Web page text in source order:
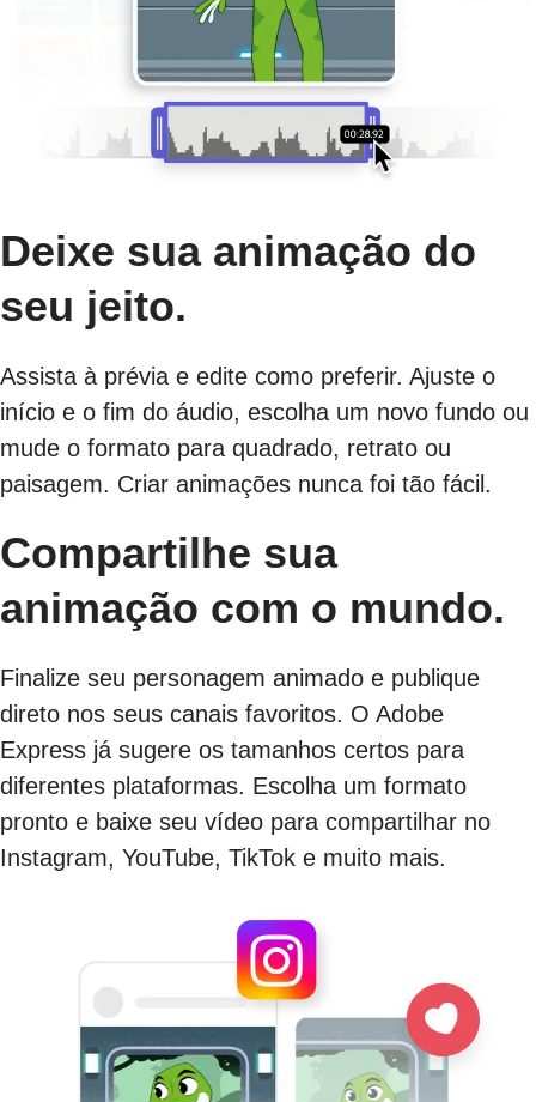
Deixe sua animação do
seu jeito.
Assista à prévia e edite como preferir. Ajuste o
início e o fim do áudio, escolha um novo fundo ou
mude o formato para quadrado, retrato ou
paisagem. Criar animações nunca foi tão fácil.
Compartilhe sua
animação com o mundo.
Finalize seu personagem animado e publique
direto nos seus canais favoritos. O Adobe
Express já sugere os tamanhos certos para
diferentes plataformas. Escolha um formato
pronto e baixe seu vídeo para compartilhar no
Instagram, YouTube, TikTok e muito mais.